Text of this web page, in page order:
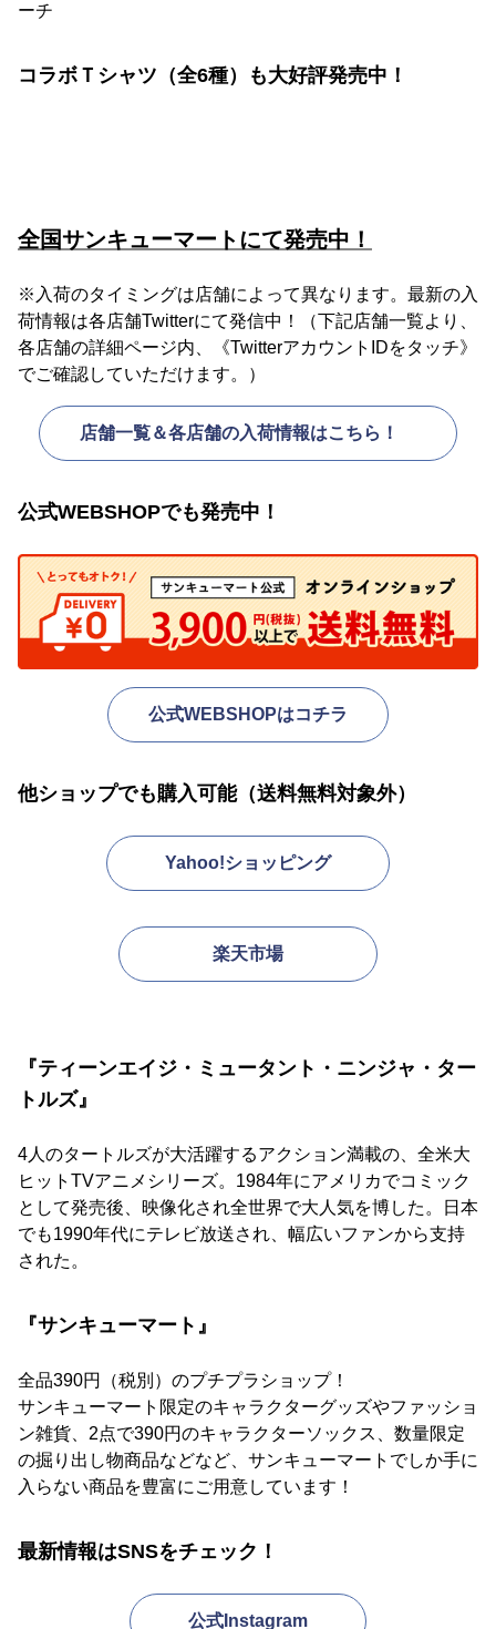
ーチ
コラボＴシャツ（全6種）も大好評発売中！
全国サンキューマートにて発売中！
※入荷のタイミングは店舗によって異なります。最新の入
荷情報は各店舗Twitterにて発信中！（下記店舗一覧より、
各店舗の詳細ページ内、《TwitterアカウントIDをタッチ》
でご確認していただけます。）
店舗一覧＆各店舗の入荷情報はこちら！
公式WEBSHOPでも発売中！
公式WEBSHOPはコチラ
他ショップでも購入可能（送料無料対象外）
Yahoo!ショッピング
楽天市場
『ティーンエイジ・ミュータント・ニンジャ・ター
トルズ』
4人のタートルズが大活躍するアクション満載の、全米大
ヒットTVアニメシリーズ。1984年にアメリカでコミック
として発売後、映像化され全世界で大人気を博した。日本
でも1990年代にテレビ放送され、幅広いファンから支持
された。
『サンキューマート』
全品390円（税別）のプチプラショップ！
サンキューマート限定のキャラクターグッズやファッショ
ン雑貨、2点で390円のキャラクターソックス、数量限定
の掘り出し物商品などなど、サンキューマートでしか手に
入らない商品を豊富にご用意しています！
最新情報はSNSをチェック！
公式Instagram